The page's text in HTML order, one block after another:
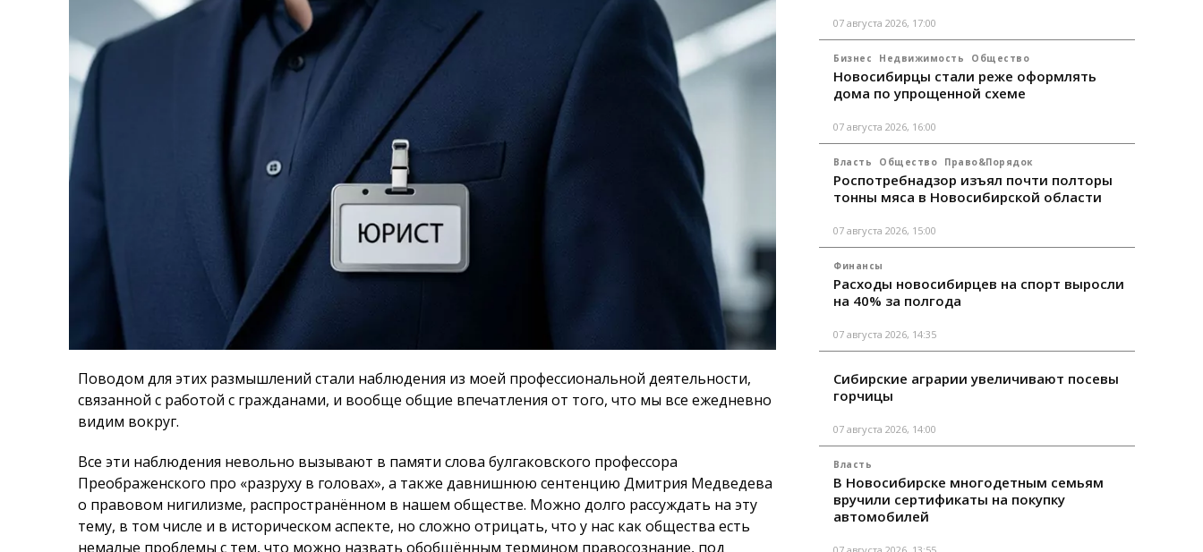
Поводом для этих размышлений стали наблюдения из моей профессиональной деятельности,
связанной с работой с гражданами, и вообще общие впечатления от того, что мы все ежедневно
видим вокруг.
Все эти наблюдения невольно вызывают в памяти слова булгаковского профессора
Преображенского про «разруху в головах», а также давнишнюю сентенцию Дмитрия Медведева
о правовом нигилизме, распространённом в нашем обществе. Можно долго рассуждать на эту
тему, в том числе и в историческом аспекте, но сложно отрицать, что у нас как общества есть
немалые проблемы с тем, что можно назвать обобщённым термином правосознание, под
07 августа 2026, 17:00
Бизнес Недвижимость Общество
Новосибирцы стали реже оформлять
дома по упрощенной схеме
07 августа 2026, 16:00
Власть Общество Право&Порядок
Роспотребнадзор изъял почти полторы
тонны мяса в Новосибирской области
07 августа 2026, 15:00
Финансы
Расходы новосибирцев на спорт выросли
на 40% за полгода
07 августа 2026, 14:35
Сибирские аграрии увеличивают посевы
горчицы
07 августа 2026, 14:00
Власть
В Новосибирске многодетным семьям
вручили сертификаты на покупку
автомобилей